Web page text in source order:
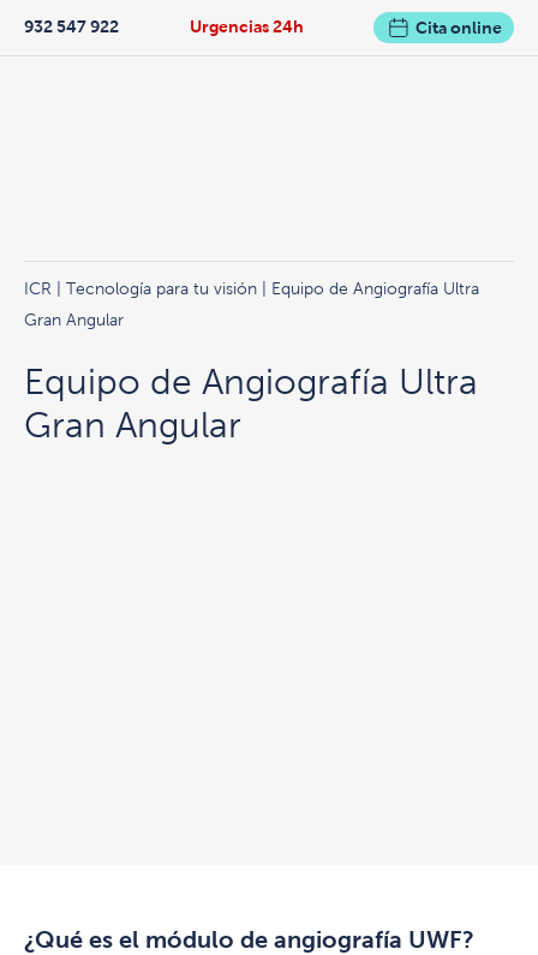
Urgencias 24h
932 547 922 Cita online
ICR Tecnología para tu visión | Equipo de Angiografía Ultra
Gran Angular
Equipo de Angiografía Ultra
Gran Angular
¿Qué es el módulo de angiografía UWF?